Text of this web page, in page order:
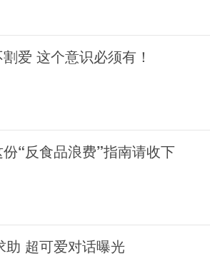
爱 这个意识必须有！
“反食品浪费”指南请收下
助 超可爱对话曝光